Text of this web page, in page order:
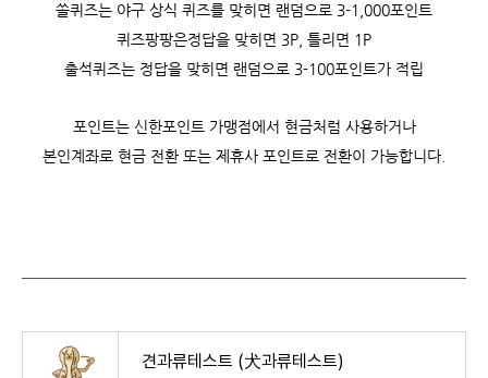
쏠퀴즈는 야구 상식 퀴즈를 맞히면 랜덤으로 3-1,000포인트
퀴즈팡팡은정답을 맞히면 3P, 틀리면 1P
출석퀴즈는 정답을 맞히면 랜덤으로 3-100포인트가 적립
포인트는 신한포인트 가맹점에서 현금처럼 사용하거나
본인계좌로 현금 전환 또는 제휴사 포인트로 전환이 가능합니다.
견과류테스트 (犬과류테스트)